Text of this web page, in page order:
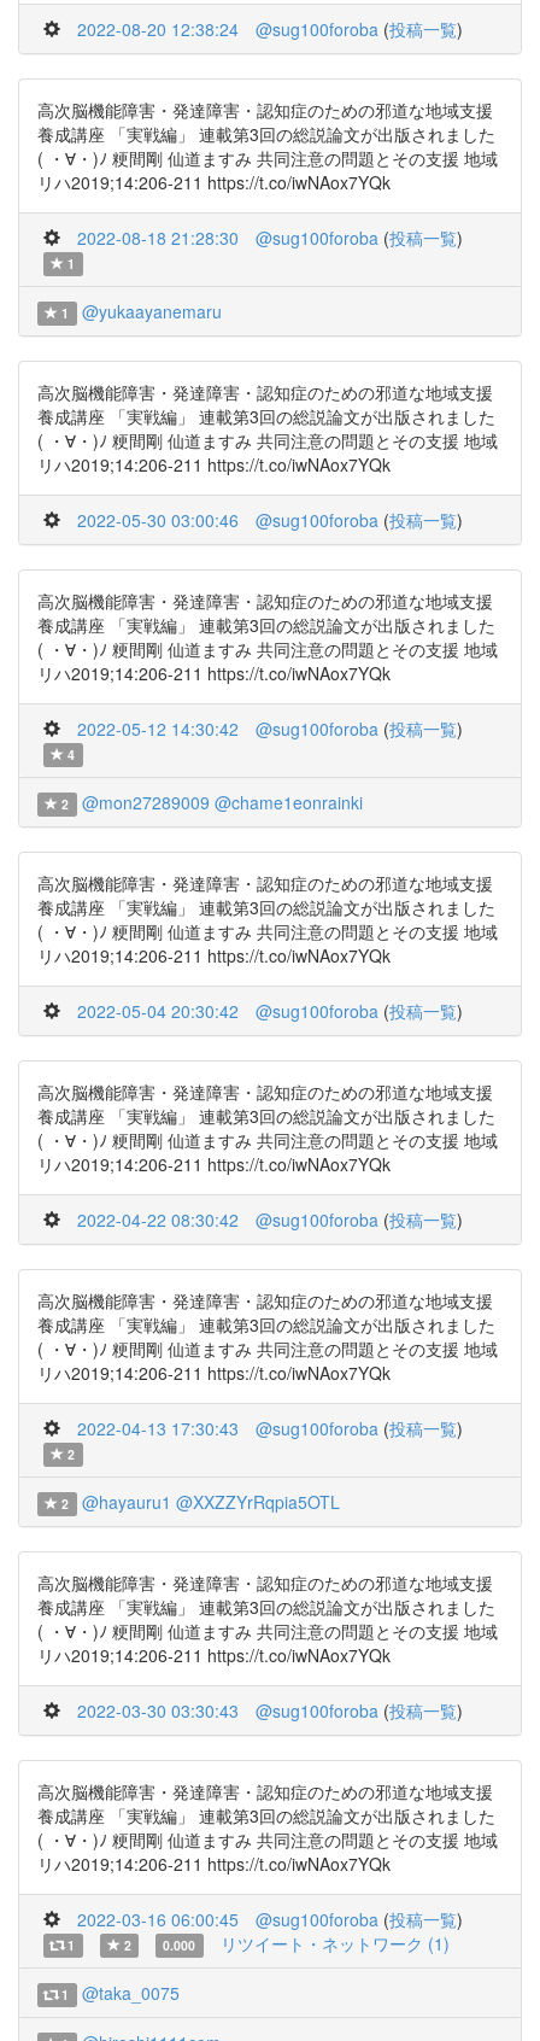
2022-08-20 12:38:24 @sug100foroba (投稿一覧)
高次脳機能障害・発達障害・認知症のための邪道な地域支援
養成講座 「実戦編」 連載第3回の総説論文が出版されました
( ・∀・)ﾉ 粳間剛 仙道ますみ 共同注意の問題とその支援 地域
リハ2019;14:206-211 https://t.co/iwNAox7YQk
2022-08-18 21:28:30 @sug100foroba (投稿一覧)
1
1 @yukaayanemaru
高次脳機能障害・発達障害・認知症のための邪道な地域支援
養成講座 「実戦編」 連載第3回の総説論文が出版されました
( ・∀・)ﾉ 粳間剛 仙道ますみ 共同注意の問題とその支援 地域
リハ2019;14:206-211 https://t.co/iwNAox7YQk
2022-05-30 03:00:46 @sug100foroba (投稿一覧)
高次脳機能障害・発達障害・認知症のための邪道な地域支援
養成講座 「実戦編」 連載第3回の総説論文が出版されました
( ・∀・)ﾉ 粳間剛 仙道ますみ 共同注意の問題とその支援 地域
リハ2019;14:206-211 https://t.co/iwNAox7YQk
2022-05-12 14:30:42 @sug100foroba (投稿一覧)
4
2 @mon27289009 @chame1eonrainki
高次脳機能障害・発達障害・認知症のための邪道な地域支援
養成講座 「実戦編」 連載第3回の総説論文が出版されました
( ・∀・)ﾉ 粳間剛 仙道ますみ 共同注意の問題とその支援 地域
リハ2019;14:206-211 https://t.co/iwNAox7YQk
2022-05-04 20:30:42 @sug100foroba (投稿一覧)
高次脳機能障害・発達障害・認知症のための邪道な地域支援
養成講座 「実戦編」 連載第3回の総説論文が出版されました
( ・∀・)ﾉ 粳間剛 仙道ますみ 共同注意の問題とその支援 地域
リハ2019;14:206-211 https://t.co/iwNAox7YQk
2022-04-22 08:30:42 @sug100foroba (投稿一覧)
高次脳機能障害・発達障害・認知症のための邪道な地域支援
養成講座 「実戦編」 連載第3回の総説論文が出版されました
( ・∀・)ﾉ 粳間剛 仙道ますみ 共同注意の問題とその支援 地域
リハ2019;14:206-211 https://t.co/iwNAox7YQk
2022-04-13 17:30:43 @sug100foroba (投稿一覧)
2
2 @hayauru1 @XXZZYrRqpia5OTL
高次脳機能障害・発達障害・認知症のための邪道な地域支援
養成講座 「実戦編」 連載第3回の総説論文が出版されました
( ・∀・)ﾉ 粳間剛 仙道ますみ 共同注意の問題とその支援 地域
リハ2019;14:206-211 https://t.co/iwNAox7YQk
2022-03-30 03:30:43 @sug100foroba (投稿一覧)
高次脳機能障害・発達障害・認知症のための邪道な地域支援
養成講座 「実戦編」 連載第3回の総説論文が出版されました
( ・∀・)ﾉ 粳間剛 仙道ますみ 共同注意の問題とその支援 地域
リハ2019;14:206-211 https://t.co/iwNAox7YQk
2022-03-16 06:00:45 @sug100foroba (投稿一覧)
1 2 0.000 リツイート・ネットワーク (1)
1 @taka_0075